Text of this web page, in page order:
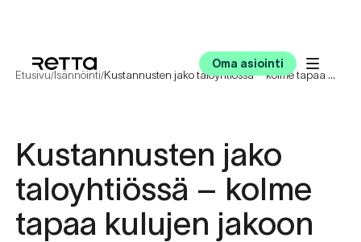
Etusivu/Isännöinti/ Kustannusten jako taloyhtiössä – kolme tapaa kulujen jakoon
Kustannusten jako
taloyhtiössä – kolme
tapaa kulujen jakoon